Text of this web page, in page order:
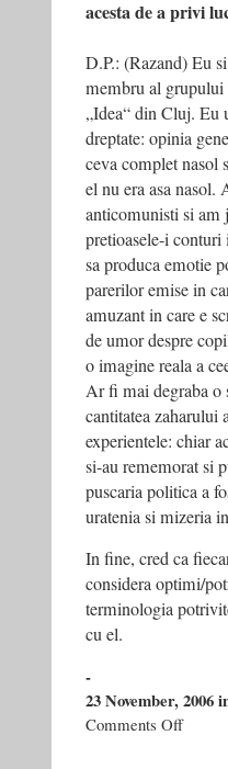
acesta de a privi
D.P.: (Razand) Eu
membru al grupului
„Idea“ din Cluj. Eu
dreptate: opinia
ceva complet nasol
el nu era asa
anticomunisti si am
pretioasele-i
sa produca emotie
parerilor emise in
amuzant in care e
de umor despre
o imagine reala a
Ar fi mai degraba o
cantitatea zaharului
experientele: chiar
si-au rememorat si
puscaria politica a
uratenia si mizeria
In fine, cred ca
considera optimi/
terminologia
cu el.
-
23 November, 2006
Comments Offon